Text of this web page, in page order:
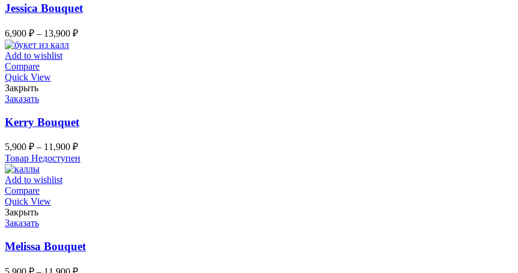
Jessica Bouquet
6,900 ₽ – 13,900 ₽
Add to wishlist
Compare
Quick View
Закрыть
Заказать
Kerry Bouquet
5,900 ₽ – 11,900 ₽
Товар Недоступен
Add to wishlist
Compare
Quick View
Закрыть
Заказать
Melissa Bouquet